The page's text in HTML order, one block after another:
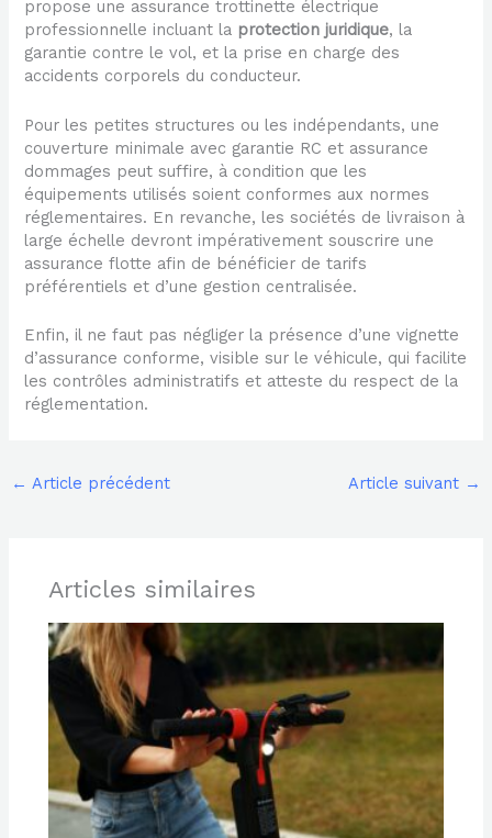
propose une assurance trottinette électrique
professionnelle incluant la protection juridique, la
garantie contre le vol, et la prise en charge des
accidents corporels du conducteur.
Pour les petites structures ou les indépendants, une
couverture minimale avec garantie RC et assurance
dommages peut suffire, à condition que les
équipements utilisés soient conformes aux normes
réglementaires. En revanche, les sociétés de livraison à
large échelle devront impérativement souscrire une
assurance flotte afin de bénéficier de tarifs
préférentiels et d’une gestion centralisée.
Enfin, il ne faut pas négliger la présence d’une vignette
d’assurance conforme, visible sur le véhicule, qui facilite
les contrôles administratifs et atteste du respect de la
réglementation.
← Article précédent Article suivant →
Articles similaires